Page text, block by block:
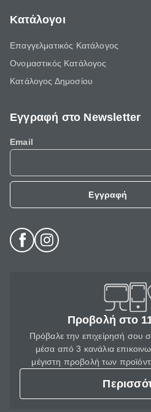
Κατάλογοι
Επαγγελματικός Κατάλογος
Ονομαστικός Κατάλογος
Κατάλογος Δημοσίου
Εγγραφή στο Newsletter
Email
Εγγραφή
Προβολή στο
Πρόβαλε την επιχείρησή σου
μέσα από 3 κανάλια
μέγιστη προβολή των